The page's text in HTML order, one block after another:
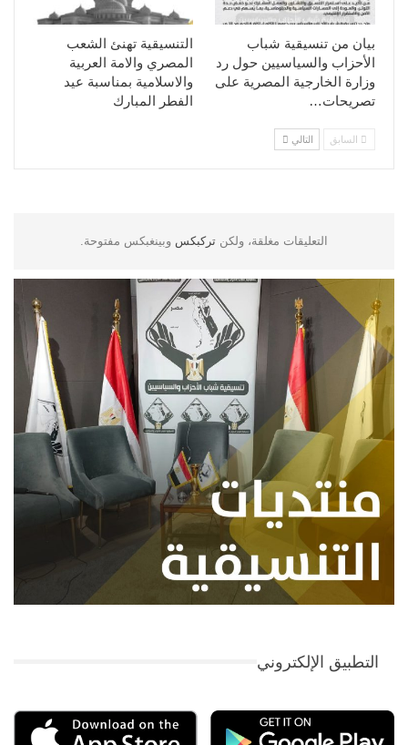
التنسيقية تهنئ الشعب
المصري والامة العربية
والاسلامية بمناسبة عيد
الفطر المبارك
بيان من تنسيقية شباب
الأحزاب والسياسيين حول رد
وزارة الخارجية المصرية على
تصريحات…
السابق التالي
التعليقات مغلقة، ولكن تركبكس وبينغبكس مفتوحة.
التطبيق الإلكتروني